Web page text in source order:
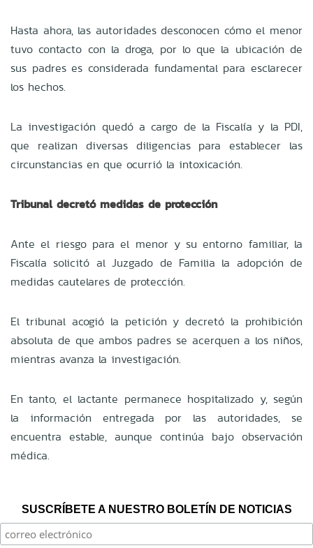
Hasta ahora, las autoridades desconocen cómo el menor
tuvo contacto con la droga, por lo que la ubicación de
sus padres es considerada fundamental para esclarecer
los hechos.
La investigación quedó a cargo de la Fiscalía y la PDI,
que realizan diversas diligencias para establecer las
circunstancias en que ocurrió la intoxicación.
Tribunal decretó medidas de protección
Ante el riesgo para el menor y su entorno familiar, la
Fiscalía solicitó al Juzgado de Familia la adopción de
medidas cautelares de protección.
El tribunal acogió la petición y decretó la prohibición
absoluta de que ambos padres se acerquen a los niños,
mientras avanza la investigación.
En tanto, el lactante permanece hospitalizado y, según
la información entregada por las autoridades, se
encuentra estable, aunque continúa bajo observación
médica.
SUSCRÍBETE A NUESTRO BOLETÍN DE NOTICIAS